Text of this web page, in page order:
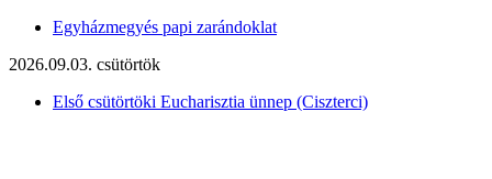
Egyházmegyés papi zarándoklat
2026.09.03. csütörtök
Első csütörtöki Eucharisztia ünnep (Ciszterci)